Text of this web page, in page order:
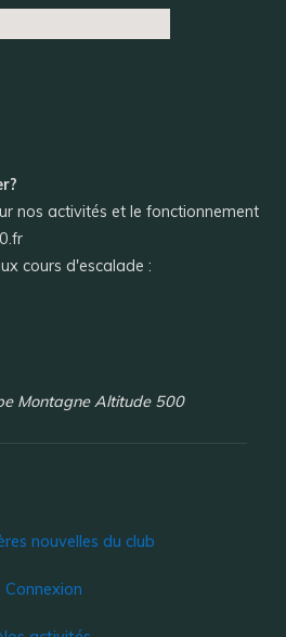
nos activités et le fonctionnement
cours d'escalade :
Montagne Altitude 500
nouvelles du club
Connexion